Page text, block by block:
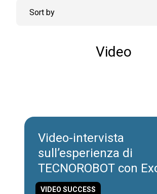
Video
Video-intervista
sull’esperienza di
TECNOROBOT con
International
VIDEO SUCCESS